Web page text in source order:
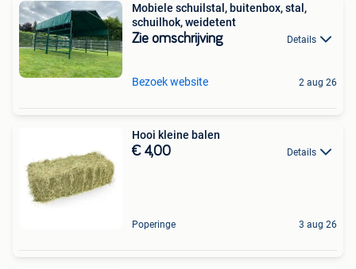
Mobiele schuilstal, buitenbox, stal,
schuilhok, weidetent
Zie omschrijving Details
Bezoek website 2 aug 26
Hooi kleine balen
€ 4,00 Details
Poperinge 3 aug 26